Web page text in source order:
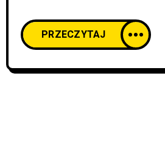
Pomilczmy w zachwycie
PRZECZYTAJ